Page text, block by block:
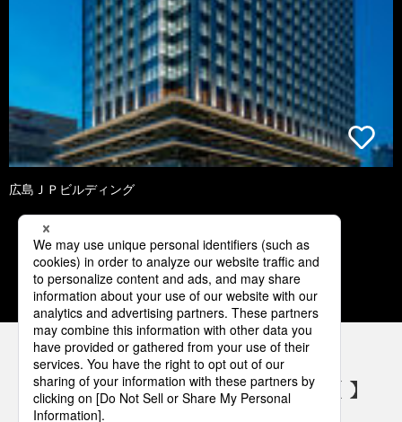
広島ＪＰビルディング
3 4 5 6 7
パナソニックの電気設備 SNSアカウント